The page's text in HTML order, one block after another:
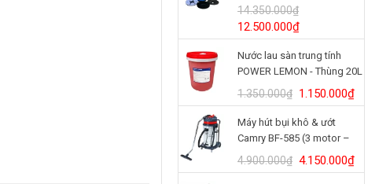
14.350.000₫
Giá
gốc
là:
14.350.000₫.
12.500.000₫Giá
hiện
tại
là:
12.500.000₫.
Nước lau sàn trung tính
POWER LEMON - Thùng 20L
1.350.000₫ Giá
gốc
là:
1.350.000₫.
1.150.000₫Giá
hiện
Máy hút bụi khô & ướt
Camry BF-585 (3 motor –
80L)
4.900.000₫ Giá
gốc
4.150.000₫Giá
hiện